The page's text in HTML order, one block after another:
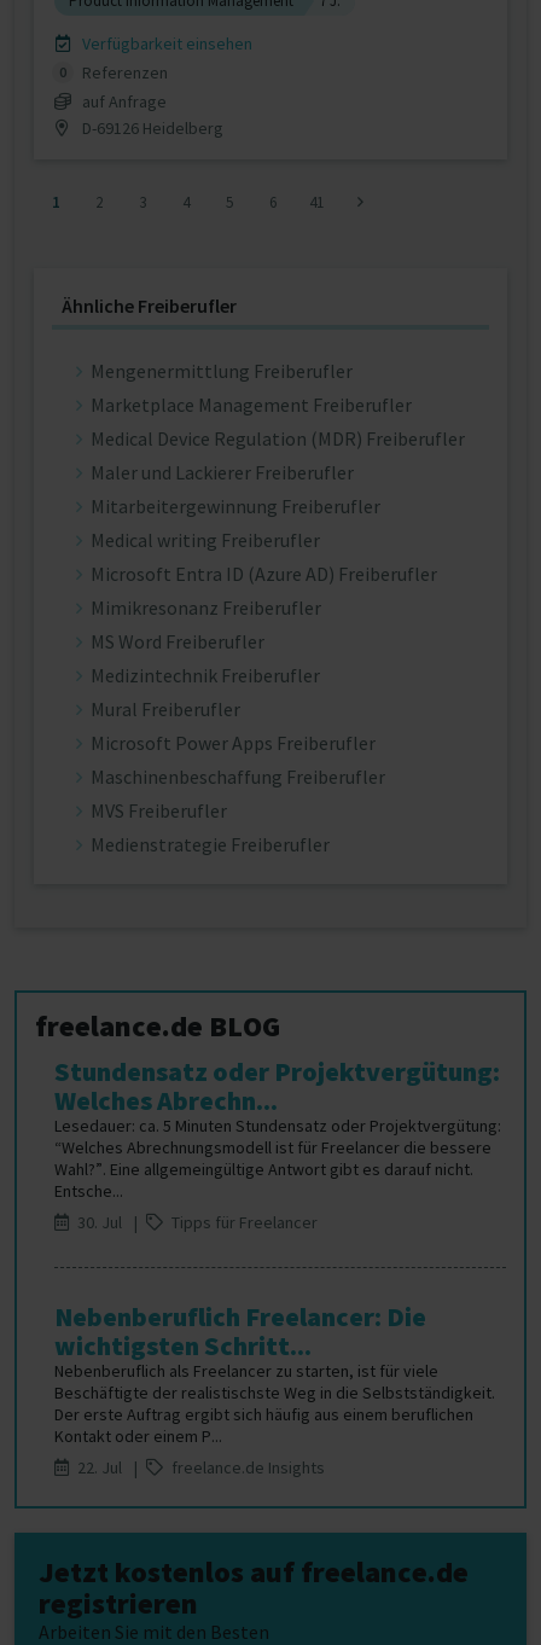
Verfügbarkeit einsehen
0
Referenzen
auf Anfrage
D-69126 Heidelberg
1 2 3 4 5 6 41
Ähnliche Freiberufler
Mengenermittlung Freiberufler
Marketplace Management Freiberufler
Medical Device Regulation (MDR) Freiberufler
Maler und Lackierer Freiberufler
Mitarbeitergewinnung Freiberufler
Medical writing Freiberufler
Microsoft Entra ID (Azure AD) Freiberufler
Mimikresonanz Freiberufler
MS Word Freiberufler
Medizintechnik Freiberufler
Mural Freiberufler
Microsoft Power Apps Freiberufler
Maschinenbeschaffung Freiberufler
MVS Freiberufler
Medienstrategie Freiberufler
freelance.de BLOG
Stundensatz oder Projektvergütung:
Welches Abrechn...
Lesedauer: ca. 5 Minuten Stundensatz oder Projektvergütung:
“Welches Abrechnungsmodell ist für Freelancer die bessere
Wahl?”. Eine allgemeingültige Antwort gibt es darauf nicht.
Entsche...
30. Jul |
Tipps für Freelancer
Nebenberuflich Freelancer: Die
wichtigsten Schritt...
Nebenberuflich als Freelancer zu starten, ist für viele
Beschäftigte der realistischste Weg in die Selbstständigkeit.
Der erste Auftrag ergibt sich häufig aus einem beruflichen
Kontakt oder einem P...
22. Jul |
freelance.de Insights
Jetzt kostenlos auf freelance.de
registrieren
Arbeiten Sie mit den Besten